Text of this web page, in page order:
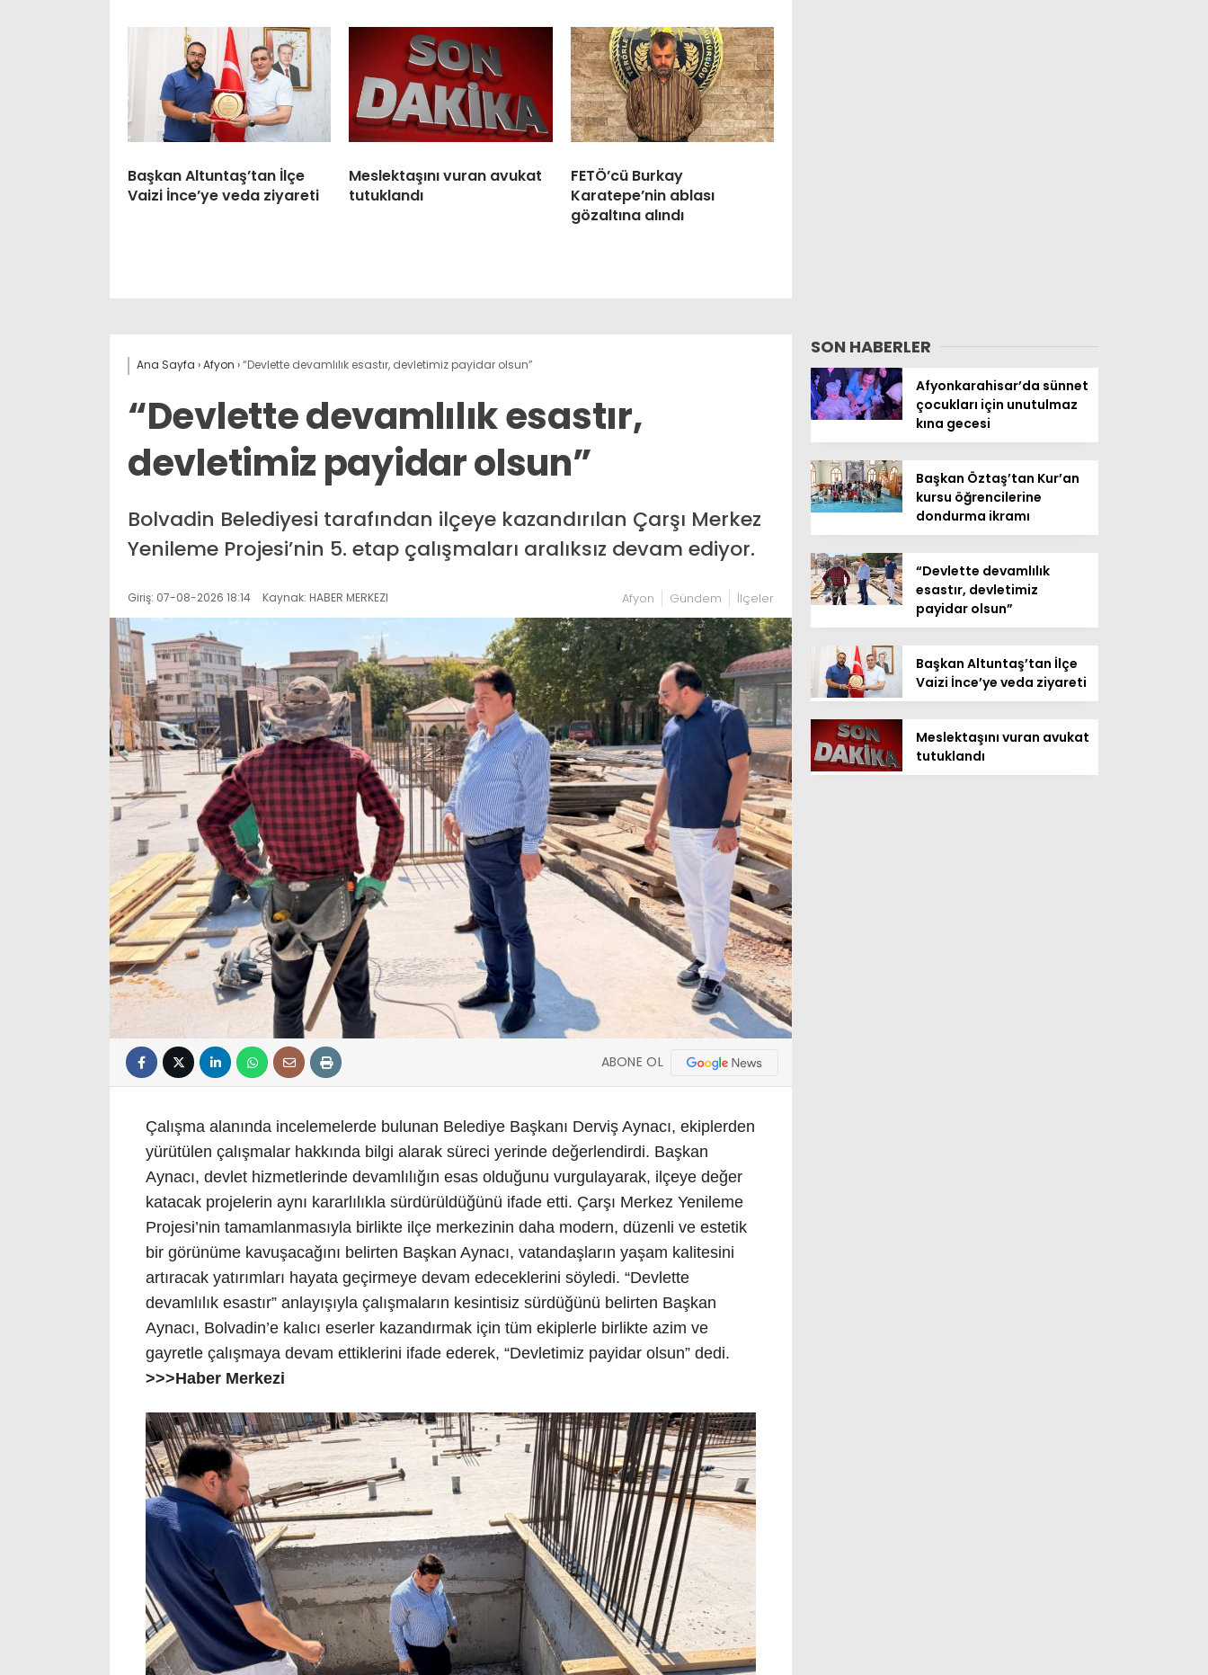
Başkan Altuntaş’tan İlçe
Vaizi İnce’ye veda ziyareti
Meslektaşını vuran avukat
tutuklandı
FETÖ’cü Burkay
Karatepe’nin ablası
gözaltına alındı
Ana Sayfa ›Afyon ›“Devlette devamlılık esastır, devletimiz payidar olsun”
“Devlette devamlılık esastır,
devletimiz payidar olsun”
Bolvadin Belediyesi tarafından ilçeye kazandırılan Çarşı Merkez
Yenileme Projesi’nin 5. etap çalışmaları aralıksız devam ediyor.
Giriş: 07-08-2026 18:14 Kaynak: HABER MERKEZI Afyon Gündem İlçeler
ABONE OL
Çalışma alanında incelemelerde bulunan Belediye Başkanı Derviş Aynacı, ekiplerden
yürütülen çalışmalar hakkında bilgi alarak süreci yerinde değerlendirdi. Başkan
Aynacı, devlet hizmetlerinde devamlılığın esas olduğunu vurgulayarak, ilçeye değer
katacak projelerin aynı kararlılıkla sürdürüldüğünü ifade etti. Çarşı Merkez Yenileme
Projesi’nin tamamlanmasıyla birlikte ilçe merkezinin daha modern, düzenli ve estetik
bir görünüme kavuşacağını belirten Başkan Aynacı, vatandaşların yaşam kalitesini
artıracak yatırımları hayata geçirmeye devam edeceklerini söyledi. “Devlette
devamlılık esastır” anlayışıyla çalışmaların kesintisiz sürdüğünü belirten Başkan
Aynacı, Bolvadin’e kalıcı eserler kazandırmak için tüm ekiplerle birlikte azim ve
gayretle çalışmaya devam ettiklerini ifade ederek, “Devletimiz payidar olsun” dedi.
>>>Haber Merkezi
SON HABERLER
Afyonkarahisar’da sünnet
çocukları için unutulmaz
kına gecesi
Başkan Öztaş’tan Kur’an
kursu öğrencilerine
dondurma ikramı
“Devlette devamlılık
esastır, devletimiz
payidar olsun”
Başkan Altuntaş’tan İlçe
Vaizi İnce’ye veda ziyareti
Meslektaşını vuran avukat
tutuklandı